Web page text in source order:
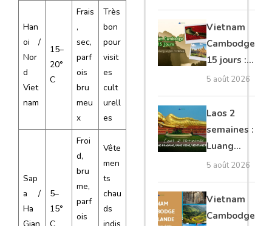
Han
oi /
Nor
d
Viet
nam
15–
20°
C
Frais
,
sec,
parf
ois
bru
meu
x
Très
bon
pour
visit
es
cult
urell
es
Sap
a /
Ha
5–
15°
Froi
d,
bru
me,
parf
ois
Vête
men
ts
chau
ds
Tonkin
secret &
Mékong
Vietnam
Cambodge
15 jours :
Hanoi,
Mékong,
Angkor,
Tonlé Sap
5 août 2026
Laos 2
semaines :
Luang
Prabang,
Vang
Vieng,
Vientiane
5 août 2026
Vietnam
Cambodge